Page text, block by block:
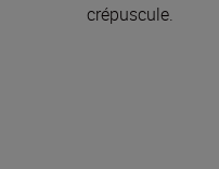
crépuscule.